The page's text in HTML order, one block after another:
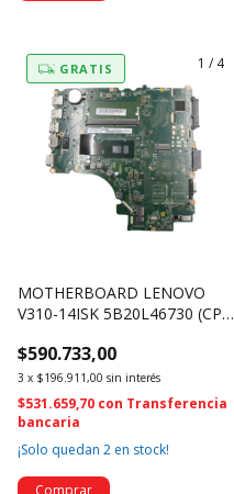
1 / 4
GRATIS
MOTHERBOARD LENOVO
V310-14ISK 5B20L46730 (CPU
$590.733,00
3 x $196.911,00 sin interés
$531.659,70 con Transferencia
bancaria
¡Solo quedan 2 en stock!